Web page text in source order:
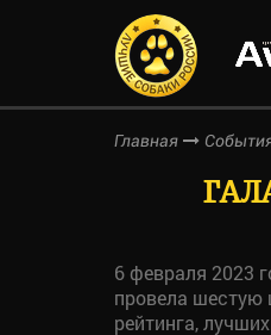
Главная
6 февраля 2023
провела шестую
рейтинга,